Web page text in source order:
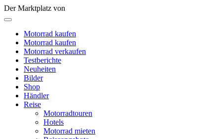
Der Marktplatz von
Motorrad kaufen
Motorrad kaufen
Motorrad verkaufen
Testberichte
Neuheiten
Bilder
Shop
Händler
Reise
Motorradtouren
Hotels
Motorrad mieten